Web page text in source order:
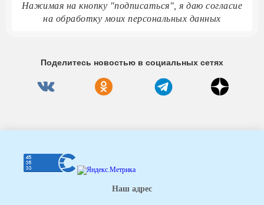
Нажимая на кнопку "подписаться", я даю согласие
на обработку моих персональных данных
Поделитесь новостью в социальных сетях
Наш адрес